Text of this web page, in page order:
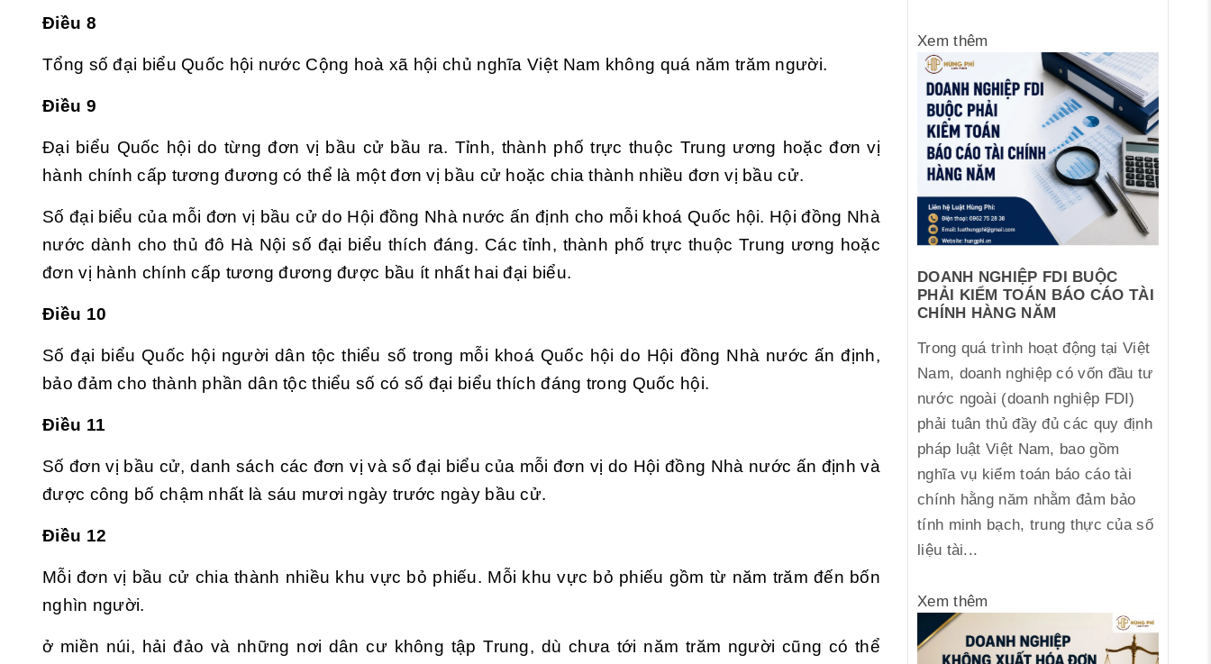
Điều 8
Tổng số đại biểu Quốc hội nước Cộng hoà xã hội chủ nghĩa Việt Nam không quá năm trăm người.
Điều 9
Đại biểu Quốc hội do từng đơn vị bầu cử bầu ra. Tỉnh, thành phố trực thuộc Trung ương hoặc đơn vị
hành chính cấp tương đương có thể là một đơn vị bầu cử hoặc chia thành nhiều đơn vị bầu cử.
Số đại biểu của mỗi đơn vị bầu cử do Hội đồng Nhà nước ấn định cho mỗi khoá Quốc hội. Hội đồng Nhà
nước dành cho thủ đô Hà Nội số đại biểu thích đáng. Các tỉnh, thành phố trực thuộc Trung ương hoặc
đơn vị hành chính cấp tương đương được bầu ít nhất hai đại biểu.
Điều 10
Số đại biểu Quốc hội người dân tộc thiểu số trong mỗi khoá Quốc hội do Hội đồng Nhà nước ấn định,
bảo đảm cho thành phần dân tộc thiểu số có số đại biểu thích đáng trong Quốc hội.
Điều 11
Số đơn vị bầu cử, danh sách các đơn vị và số đại biểu của mỗi đơn vị do Hội đồng Nhà nước ấn định và
được công bố chậm nhất là sáu mươi ngày trước ngày bầu cử.
Điều 12
Mỗi đơn vị bầu cử chia thành nhiều khu vực bỏ phiếu. Mỗi khu vực bỏ phiếu gồm từ năm trăm đến bốn
nghìn người.
ở miền núi, hải đảo và những nơi dân cư không tập Trung, dù chưa tới năm trăm người cũng có thể
Xem thêm
DOANH NGHIỆP FDI BUỘC
PHẢI KIỂM TOÁN BÁO CÁO TÀI
CHÍNH HÀNG NĂM
Trong quá trình hoạt động tại Việt
Nam, doanh nghiệp có vốn đầu tư
nước ngoài (doanh nghiệp FDI)
phải tuân thủ đầy đủ các quy định
pháp luật Việt Nam, bao gồm
nghĩa vụ kiểm toán báo cáo tài
chính hằng năm nhằm đảm bảo
tính minh bạch, trung thực của số
liệu tài...
Xem thêm